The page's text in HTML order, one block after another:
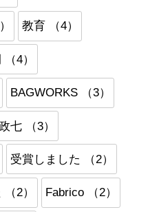
教育 （4）
4）
BAGWORKS （3）
七 （3）
受賞しました （2）
2） Fabrico （2）